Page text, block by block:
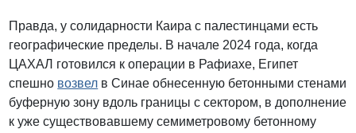
Правда, у солидарности Каира с палестинцами есть
географические пределы. В начале 2024 года, когда
ЦАХАЛ готовился к операции в Рафиахе, Египет
спешно возвел в Синае обнесенную бетонными стенами
буферную зону вдоль границы с сектором, в дополнение
к уже существовавшему семиметровому бетонному